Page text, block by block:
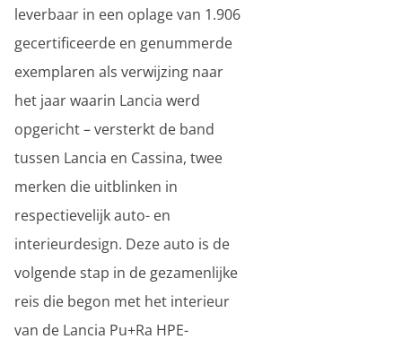
leverbaar in een oplage van 1.906
gecertificeerde en genummerde
exemplaren als verwijzing naar
het jaar waarin Lancia werd
opgericht – versterkt de band
tussen Lancia en Cassina, twee
merken die uitblinken in
respectievelijk auto- en
interieurdesign. Deze auto is de
volgende stap in de gezamenlijke
reis die begon met het interieur
van de Lancia Pu+Ra HPE-